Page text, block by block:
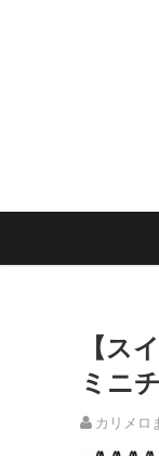
【ス
ミニ
カリメロ